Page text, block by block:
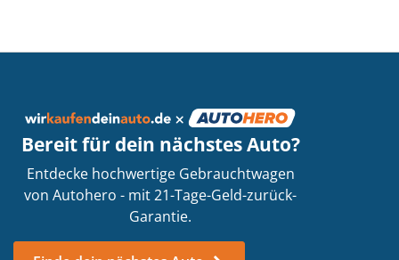
Bin ich verpflichtet mein Auto zu
Dienstleistungen in Anspruch nehme?
Was passiert beim Termin in der Filiale?
Bereit für dein nächstes Auto?
Entdecke hochwertige Gebrauchtwagen
von Autohero - mit 21-Tage-Geld-zurück-
Garantie.